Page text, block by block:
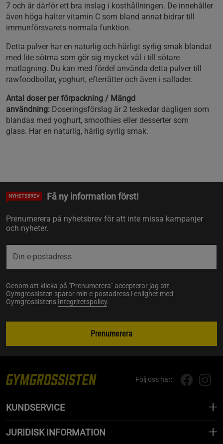
7 och är därför ett bra inslag i kosthållningen. De innehåller
även höga halter vitamin C som bland annat bidrar till
immunförsvarets normala funktion.
Detta pulver har en naturlig och härligt syrlig smak blandat
med lite sötma som gör sig mycket väl i till sötare
matlagning. Du kan med fördel använda detta pulver till
rawfoodbollar, yoghurt, efterrätter och även i sallader.
Antal doser per förpackning / Mängd
användning: Doseringsförslag är 2 teskedar dagligen som
blandas med yoghurt, smoothies eller desserter som
glass. Har en naturlig, härlig syrlig smak.
NYHETSBREV Få ny information först!
Prenumerera på nyhetsbrev för att inte missa kampanjer
och nyheter.
Genom att klicka på "Prenumerera" accepterar jag att
Gymgrossisten sparar min e-postadress i enlighet med
Gymgrossistens Integritetspolicy.
Prenumerera
Följ oss här:
KUNDSERVICE
JURIDISK INFORMATION